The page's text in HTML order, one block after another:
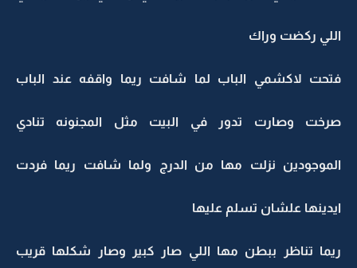
اللي ركضت وراك
فتحت لاكشمي الباب لما شافت ريما واقفه عند الباب
صرخت وصارت تدور في البيت مثل المجنونه تنادي
الموجودين نزلت مها من الدرج ولما شافت ريما فردت
ايدينها علشان تسلم عليها
ريما تناظر ببطن مها اللي صار كبير وصار شكلها قريب